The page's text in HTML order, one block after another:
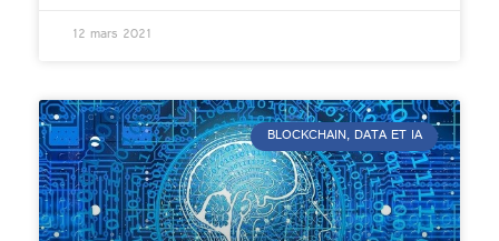
12 mars 2021
BLOCKCHAIN, DATA ET IA